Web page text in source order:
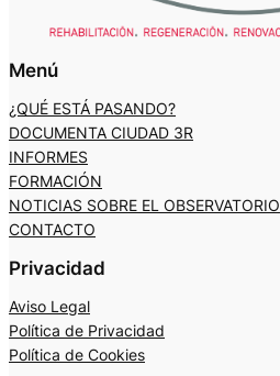
Menú
¿QUÉ ESTÁ PASANDO?
DOCUMENTA CIUDAD 3R
INFORMES
FORMACIÓN
NOTICIAS SOBRE EL OBSERVATORIO
CONTACTO
Privacidad
Aviso Legal
Política de Privacidad
Política de Cookies